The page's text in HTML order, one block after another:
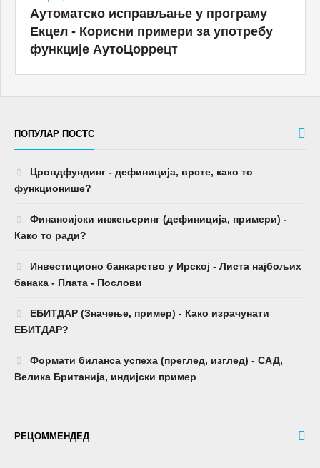
Аутоматско исправљање у програму
Екцел - Корисни примери за употребу
функције АутоЦоррецт
ПОПУЛАР ПОСТС
Цровдфундинг - дефиниција, врсте, како то
функционише?
Финансијски инжењеринг (дефиниција, примери) -
Како то ради?
Инвестиционо банкарство у Ирској - Листа најбољих
банака - Плата - Послови
ЕБИТДАР (Значење, пример) - Како израчунати
ЕБИТДАР?
Формати биланса успеха (преглед, изглед) - САД,
Велика Британија, индијски пример
РЕЦОММЕНДЕД